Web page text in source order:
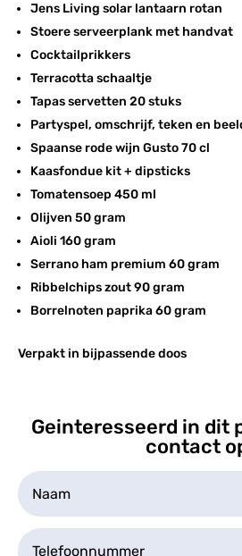
Jens Living solar lantaarn rotan
Stoere serveerplank met handvat
Cocktailprikkers
Terracotta schaaltje
Tapas servetten 20 stuks
Partyspel, omschrijf, teken en
Spaanse rode wijn Gusto 70 cl
Kaasfondue kit + dipsticks
Tomatensoep 450 ml
Olijven 50 gram
Aioli 160 gram
Serrano ham premium 60 gram
Ribbelchips zout 90 gram
Borrelnoten paprika 60 gram
Verpakt in bijpassende doos
Geinteresseerd in dit
contact